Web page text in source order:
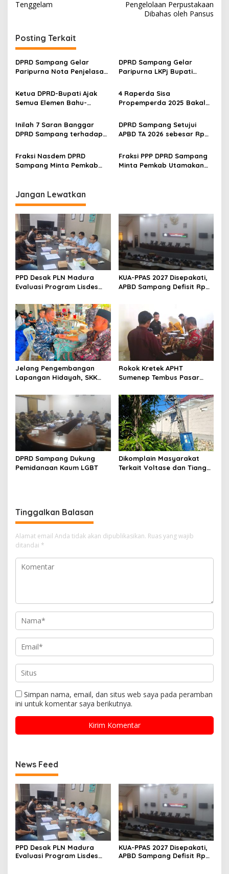
Tenggelam
Pengelolaan Perpustakaan
Dibahas oleh Pansus
Posting Terkait
DPRD Sampang Gelar
Paripurna Nota Penjelasan
2025
DPRD Sampang Gelar
Paripurna LKPj Bupati
Ketua DPRD-Bupati Ajak
Semua Elemen Bahu-
Sampang
4 Raperda Sisa
Propemperda 2025 Bakal
Inilah 7 Saran Banggar
DPRD Sampang terhadap
DPRD Sampang Setujui
APBD TA 2026 sebesar Rp
Fraksi Nasdem DPRD
Sampang Minta Pemkab
Fraksi PPP DPRD Sampang
Minta Pemkab Utamakan
Jangan Lewatkan
PPD Desak PLN Madura
Evaluasi Program Lisdes
KUA-PPAS 2027 Disepakati,
APBD Sampang Defisit Rp
Jelang Pengembangan
Lapangan Hidayah, SKK
Perkuat Sinergi dengan
Nelayan Sampang
Rokok Kretek APHT
Sumenep Tembus Pasar
DPRD Sampang Dukung
Pemidanaan Kaum LGBT
Dikomplain Masyarakat
Terkait Voltase dan Tiang
Tinggalkan Balasan
Alamat email Anda tidak akan dipublikasikan. Ruas yang wajib
ditandai *
Simpan nama, email, dan situs web saya pada peramban
ini untuk komentar saya berikutnya.
News Feed
PPD Desak PLN Madura
Evaluasi Program Lisdes
KUA-PPAS 2027 Disepakati,
APBD Sampang Defisit Rp